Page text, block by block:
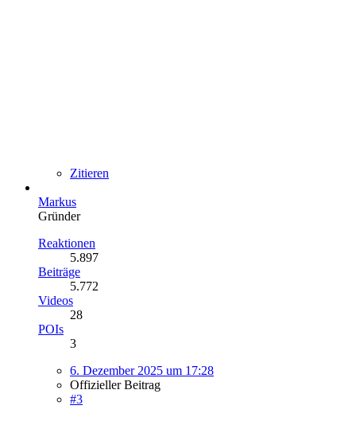
Zitieren
Markus
Gründer
Reaktionen
5.897
Beiträge
5.772
Videos
28
POIs
3
6. Dezember 2025 um 17:28
Offizieller Beitrag
#3